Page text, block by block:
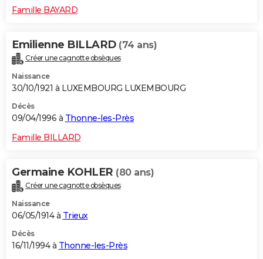
Famille BAYARD
Emilienne BILLARD (74 ans)
Créer une cagnotte obsèques
Naissance
30/10/1921 à LUXEMBOURG LUXEMBOURG
Décès
09/04/1996 à Thonne-les-Près
Famille BILLARD
Germaine KOHLER (80 ans)
Créer une cagnotte obsèques
Naissance
06/05/1914 à Trieux
Décès
16/11/1994 à Thonne-les-Près